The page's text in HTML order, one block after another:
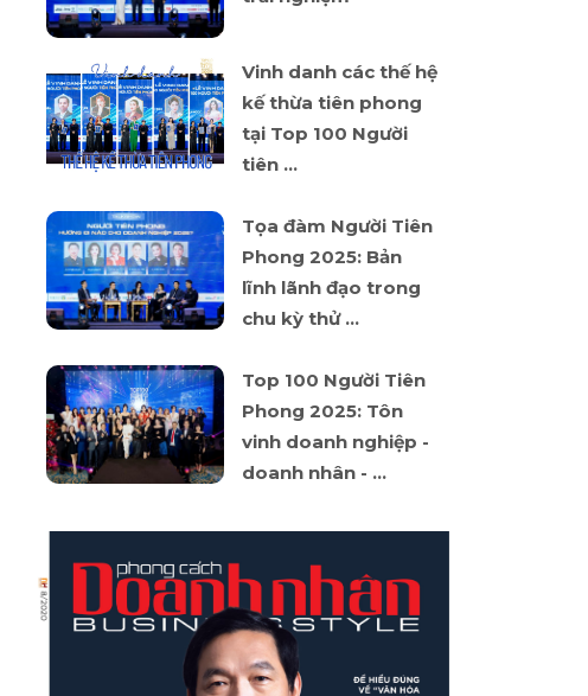
Vinh danh các thế hệ
kế thừa tiên phong
tại Top 100 Người
tiên ...
Tọa đàm Người Tiên
Phong 2025: Bản
lĩnh lãnh đạo trong
chu kỳ thử ...
Top 100 Người Tiên
Phong 2025: Tôn
vinh doanh nghiệp -
doanh nhân - ...